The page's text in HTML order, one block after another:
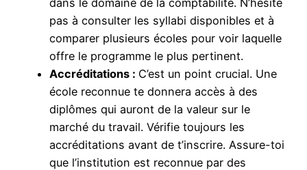
pas à consulter les syllabi disponibles et à
comparer plusieurs écoles pour voir laquelle
offre le programme le plus pertinent.
Accréditations : C’est un point crucial. Une
école reconnue te donnera accès à des
diplômes qui auront de la valeur sur le
marché du travail. Vérifie toujours les
accréditations avant de t’inscrire. Assure-toi
que l’institution est reconnue par des